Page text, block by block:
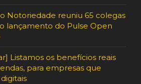
Notoriedade reuniu 65 colegas
lançamento do Pulse Open
Listamos os benefícios reais
para empresas que